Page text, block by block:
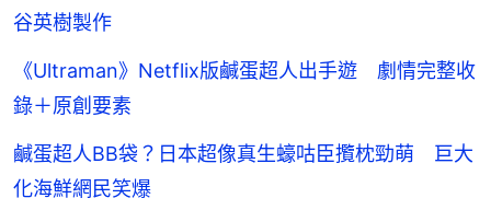
谷英樹製作
《Ultraman》Netflix版鹹蛋超人出手遊 劇情完整收
錄＋原創要素
鹹蛋超人BB袋？日本超像真生蠔咕臣攬枕勁萌 巨大
化海鮮網民笑爆